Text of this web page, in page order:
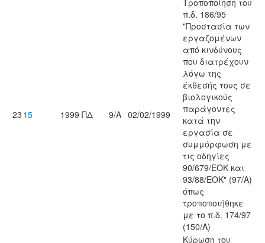
23 15 1999 ΠΔ 9/Α 02/02/1999
Tροποποίηση του
π.δ. 186/95
"Προστασία των
εργαζομένων
από κινδύνους
που διατρέχουν
λόγω της
έκθεσής τους σε
βιολογικούς
παράγοντες
κατά την
εργασία σε
συμμόρφωση με
τις οδηγίες
90/679/EOK και
93/88/EOK" (97/A)
όπως
τροποποιήθηκε
με το π.δ. 174/97
(150/Α)
Κύρωση του